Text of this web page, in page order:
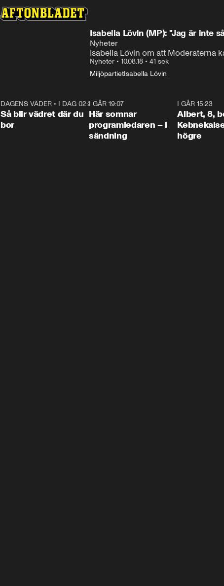
Isabella Lövin (MP): "Jag är inte
Nyheter
Isabella Lövin om att Moderaterna
Nyheter • 10.08.18 • 41 sek
MiljöpartietIsabella Lövin
1:06
DAGENS VÄDER • I DAG 02:30
Så blir vädret där du
bor
I GÅR 19:07
Här somnar
programledaren – i
sändning
I GÅR 15:23
Albert, 8,
högre